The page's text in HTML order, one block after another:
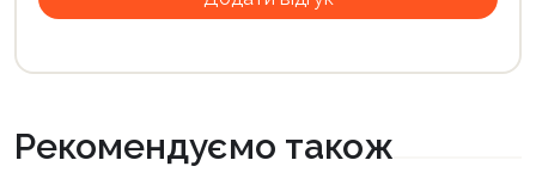
Рекомендуємо також